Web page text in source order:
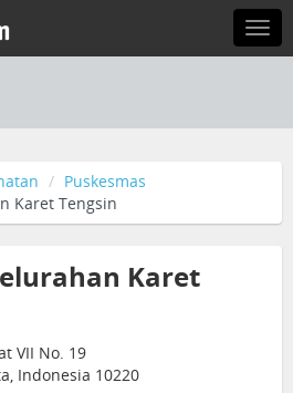
Puskesmas
Karet Tengsin
Karet
VII No. 19
Indonesia 10220